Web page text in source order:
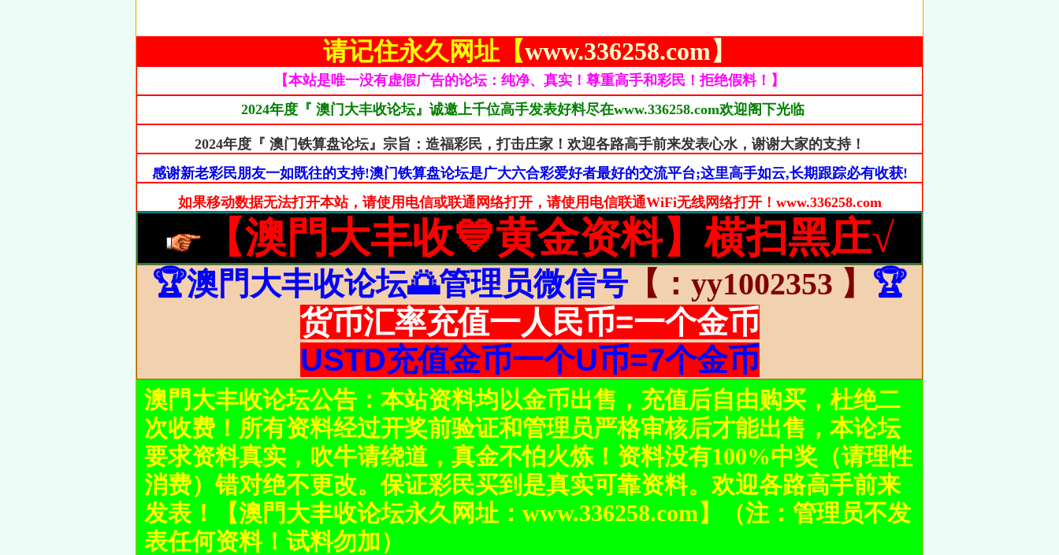
请记住永久网址【www.336258.com】
【本站是唯一没有虚假广告的论坛：纯净、真实！尊重高手和彩民！拒绝假料！】
2024年度『 澳门大丰收论坛』诚邀上千位高手发表好料尽在www.336258.com欢迎阁下光临
2024年度『 澳门铁算盘论坛』宗旨：造福彩民，打击庄家！欢迎各路高手前来发表心水，谢谢大家的支持！
感谢新老彩民朋友一如既往的支持!澳门铁算盘论坛是广大六合彩爱好者最好的交流平台;这里高手如云,长期跟踪必有收获!
如果移动数据无法打开本站，请使用电信或联通网络打开，请使用电信联通WiFi无线网络打开！www.336258.com
【澳門大丰收💙黄金资料】横扫黑庄√
🏆澳門大丰收论坛🌅管理员微信号 【：yy1002353 】 🏆
货币汇率充值一人民币=一个金币
USTD充值金币一个U币=7个金币
澳門大丰收论坛公告：本站资料均以金币出售，充值后自由购买，杜绝二
次收费！所有资料经过开奖前验证和管理员严格审核后才能出售，本论坛
要求资料真实，吹牛请绕道，真金不怕火炼！资料没有100%中奖（请理性
消费）错对绝不更改。保证彩民买到是真实可靠资料。欢迎各路高手前来
发表！【澳門大丰收论坛永久网址：www.336258.com】（注：管理员不发
表任何资料！试料勿加）